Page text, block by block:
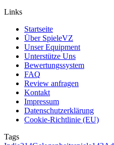
Links
Startseite
Über SpieleVZ
Unser Equipment
Unterstütze Uns
Bewertungssystem
FAQ
Review anfragen
Kontakt
Impressum
Datenschutzerklärung
Cookie-Richtlinie (EU)
Tags